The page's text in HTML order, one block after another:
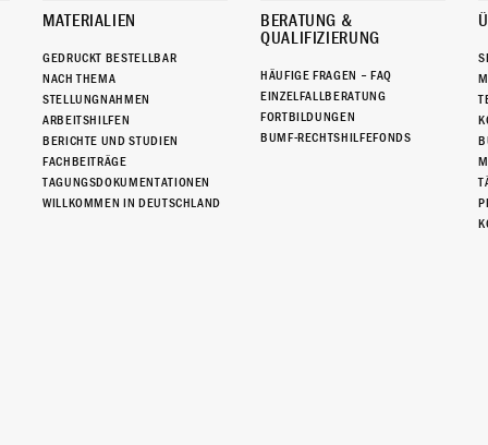
MATERIALIEN
GEDRUCKT BESTELLBAR
NACH THEMA
STELLUNGNAHMEN
ARBEITSHILFEN
BERICHTE UND STUDIEN
FACHBEITRÄGE
TAGUNGSDOKUMENTATIONEN
WILLKOMMEN IN DEUTSCHLAND
BERATUNG &
QUALIFIZIERUNG
HÄUFIGE FRAGEN – FAQ
EINZELFALLBERATUNG
FORTBILDUNGEN
BUMF-RECHTSHILFEFONDS